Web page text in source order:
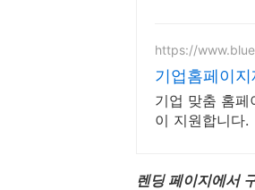
https://
기업홈페이
기업 맞춤 홈페
이 지원합니다.
렌딩 페이지에서